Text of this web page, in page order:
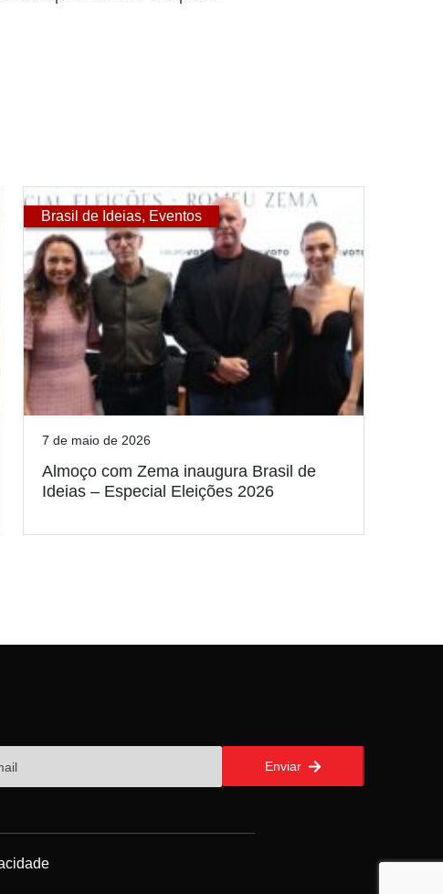
Brasil de Ideias, Eventos
7 de maio de 2026
Almoço com Zema inaugura Brasil de
Ideias – Especial Eleições 2026
Enviar